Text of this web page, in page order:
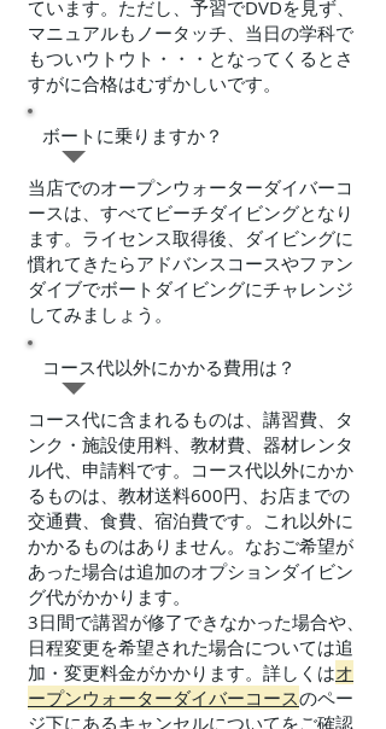
ています。ただし、予習でDVDを見ず、
マニュアルもノータッチ、当日の学科で
もついウトウト・・・となってくるとさ
すがに合格はむずかしいです。
​ボートに乗りますか？
当店でのオープンウォーターダイバーコ
ースは、すべてビーチダイビングとなり
ます。ライセンス取得後、ダイビングに
慣れてきたらアドバンスコースやファン
ダイブでボートダイビングにチャレンジ
してみましょう。
​コース代以外にかかる費用は？
​コース代に含まれるものは、講習費、タ
ンク・施設使用料、教材費、器材レンタ
ル代、申請料です。コース代以外にかか
るものは、教材送料600円、お店までの
交通費、食費、宿泊費です。これ以外に
かかるものはありません。なおご希望が
あった場合は追加のオプションダイビン
グ代がかかります。
3日間で講習が修了できなかった場合や、
日程変更を希望された場合については追
加・変更料金がかかります。詳しくはオ
ープンウォーターダイバーコースのペー
ジ下にあるキャンセルについてをご確認